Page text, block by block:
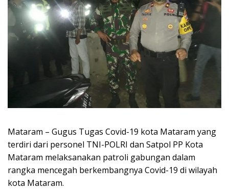
Mataram – Gugus Tugas Covid-19 kota Mataram yang
terdiri dari personel TNI-POLRI dan Satpol PP Kota
Mataram melaksanakan patroli gabungan dalam
rangka mencegah berkembangnya Covid-19 di wilayah
kota Mataram.